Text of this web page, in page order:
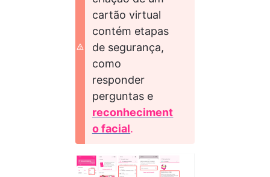
cartão virtual
contém etapas
de segurança,
como
responder
perguntas e
reconheciment
o facial.